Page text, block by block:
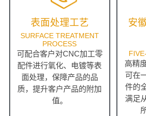
表面处理工艺
SURFACE TREATMENT
PROCESS
可配合客户对CNC加工零
配件进行氧化、电镀等表
面处理，保障产品的品
质，提升客户产品的附加
值。
安
高精
可在
件的
满足